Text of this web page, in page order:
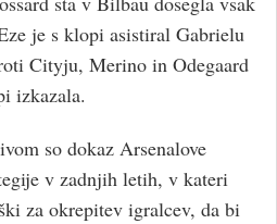
je s klopi asistiral Gabrielu
Cityju, Merino in Odegaard
izkazala.
so dokaz Arsenalove
v zadnjih letih, v kateri
za okrepitev igralcev, da bi